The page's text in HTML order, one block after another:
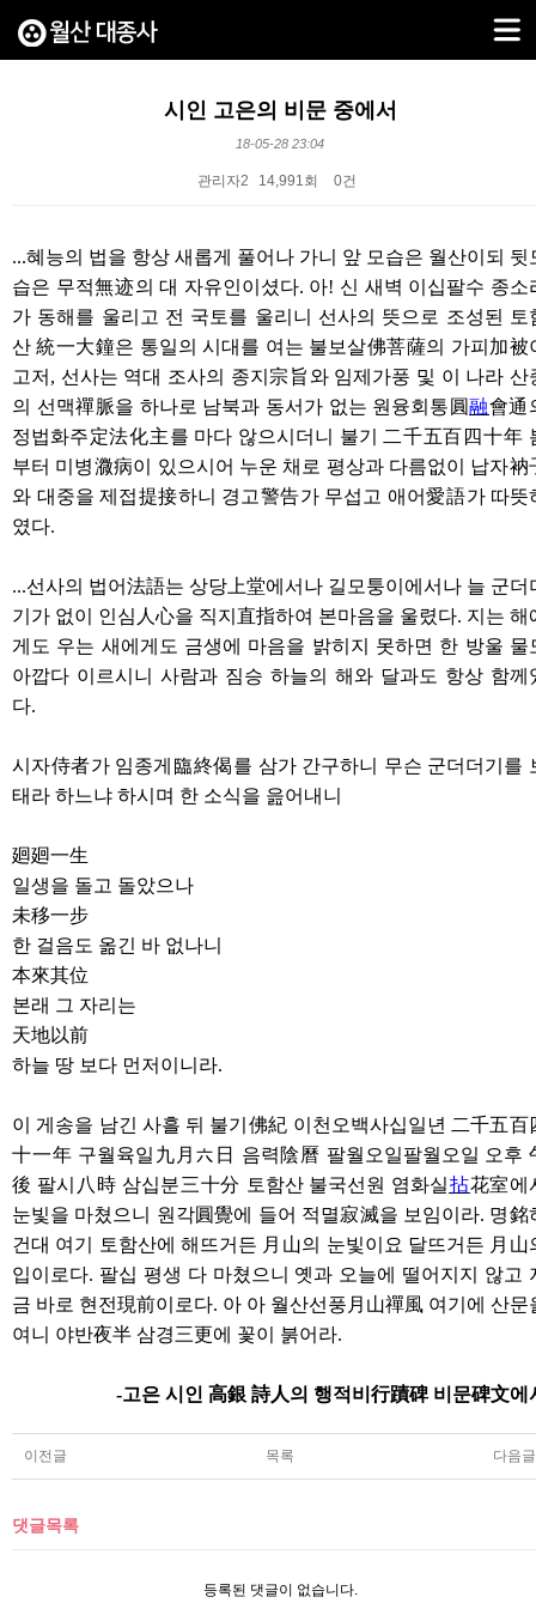
시인 고은의 비문 중에서
18-05-28 23:04
관리자2 14,991회 0건
...혜능의 법을 항상 새롭게 풀어나 가니 앞 모습은 월산이되 뒷
습은 무적無迹의 대 자유인이셨다. 아! 신 새벽 이십팔수 종소
가 동해를 울리고 전 국토를 울리니 선사의 뜻으로 조성된 토
산統一大鐘은 통일의 시대를 여는 불보살佛菩薩의 가피 加被
고저 , 선사는 역대 조사의 종지 宗旨와 임제가풍 및 이 나라 산
의 선맥禪脈을 하나로 남북과 동서가 없는 원융회통 圓融會通
정법화주定法化主를 마다 않으시더니 불기 二千五百四十年
부터 미병㵟病이 있으시어 누운 채로 평상과 다름없이 납자衲
와 대중을 제접提接하니 경고警告가 무섭고 애어愛語가 따뜻
였다.
...선사의 법어法語는 상당 上堂에서나 길모퉁이에서나 늘 군더
기가 없이 인심 人心을 직지 直指하여 본마음을 울렸다. 지는 해
게도 우는 새에게도 금생에 마음을 밝히지 못하면 한 방울 물
아깝다 이르시니 사람과 짐승 하늘의 해와 달과도 항상 함께
다.
시자侍者가 임종게 臨終偈를 삼가 간구하니 무슨 군더더기를
태라 하느냐 하시며 한 소식을 읊어내니
廻廻一生
일생을 돌고 돌았으나
未移一步
한 걸음도 옮긴 바 없나니
本來其位
본래 그 자리는
天地以前
하늘 땅 보다 먼저이니라.
이 게송을 남긴 사흘 뒤 불기 佛紀 이천오백사십일년 二千五百
十一年 구월육일 九月六日 음력 陰曆 팔월오일팔월오일 오후
後 팔시 八時삼십분三十分 토함산 불국선원 염화실拈花室에
눈빛을 마쳤으니 원각圓覺에 들어 적멸寂滅을 보임이라. 명銘
건대 여기 토함산에 해뜨거든 月山의 눈빛이요 달뜨거든 月山
입이로다. 팔십 평생 다 마쳤으니 옛과 오늘에 떨어지지 않고
금 바로 현전現前이로다. 아 아 월산선풍 月山禪風 여기에 산문
여니 야반夜半 삼경三更에 꽃이 붉어라.
-고은 시인 高銀 詩人의 행적비 行蹟碑 비문碑文에
이전글 다음글
목록
댓글목록
등록된 댓글이 없습니다.